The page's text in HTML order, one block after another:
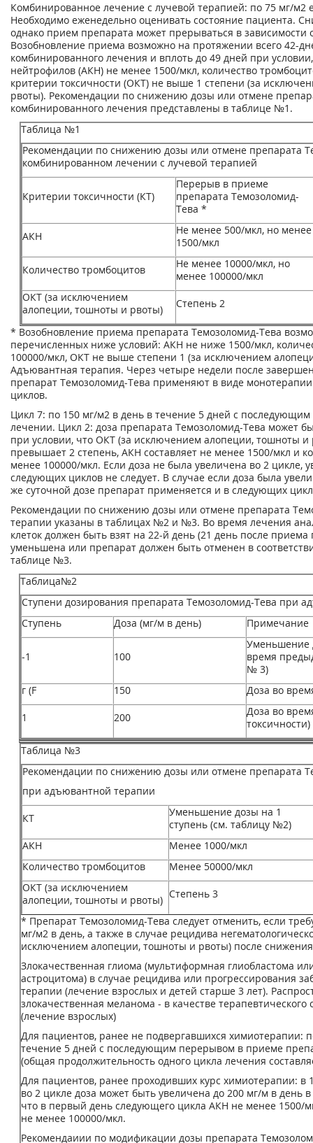
Комбинированное лечение с лучевой терапией: по 75 мг/м2
Необходимо еженедельно оценивать состояние пациента.
однако прием препарата может прерываться в зависимости
Возобновление приема возможно на протяжении всего 42-
комбинированного лечения и вплоть до 49 дней при
нейтрофилов (АКН) не менее 1500/мкл, количество
критерии токсичности (ОКТ) не выше 1 степени (за
рвоты). Рекомендации по снижению дозы или отмене
комбинированного лечения представлены в таблице №1.
Таблица №1
Рекомендации по снижению дозы или отмене препарата
комбинированном лечении с лучевой терапией
Критерии токсичности (КТ)
Перерыв в приеме
препарата Темозоломид-
Тева *
АКН
Не менее 500/мкл, но менее
1500/мкл
Количество тромбоцитов
Не менее 10000/мкл, но
менее 100000/мкл
ОКТ (за исключением
алопеции, тошноты и рвоты)
Степень 2
* Возобновление приема препарата Темозоломид-Тева
перечисленных ниже условий: АКН не ниже 1500/мкл,
100000/мкл, ОКТ не выше степени 1 (за исключением
Адъювантная терапия. Через четыре недели после
препарат Темозоломид-Тева применяют в виде
циклов.
Цикл 7: по 150 мг/м2 в день в течение 5 дней с
лечении. Цикл 2: доза препарата Темозоломид-Тева может
при условии, что ОКТ (за исключением алопеции, тошноты и
превышает 2 степень, АКН составляет не менее 1500/мкл и
менее 100000/мкл. Если доза не была увеличена во 2 цикле,
следующих циклов не следует. В случае если доза была
же суточной дозе препарат применяется и в следующих
Рекомендации по снижению дозы или отмене препарата
терапии указаны в таблицах №2 и №3. Во время лечения
клеток должен быть взят на 22-й день (21 день после
уменьшена или препарат должен быть отменен в
таблице №3.
Таблица№2
Ступени дозирования препарата Темозоломид-Тева при
Ступень
Доза (мг/м в день) Примечание
-1 100
Уменьшение
время
№ 3)
г (F
150 Доза во
1 200
Доза во
токсичности)
Таблица №3
Рекомендации по снижению дозы или отмене препарата
при адъювантной терапии
КТ
Уменьшение дозы на 1
ступень (см. таблицу №2)
АКН
Менее 1000/мкл
Количество тромбоцитов
Менее 50000/мкл
ОКТ (за исключением
алопеции, тошноты и рвоты) Степень 3
* Препарат Темозоломид-Тева следует отменить, если
мг/м2 в день, а также в случае рецидива
исключением алопеции, тошноты и рвоты) после
Злокачественная глиома (мультиформная глиобластома
астроцитома) в случае рецидива или прогрессирования
терапии (лечение взрослых и детей старше 3 лет).
злокачественная меланома - в качестве терапевтического
(лечение взрослых)
Для пациентов, ранее не подвергавшихся химиотерапии:
течение 5 дней с последующим перерывом в приеме
(общая продолжительность одного цикла лечения
Для пациентов, ранее проходивших курс химиотерапии: в
во 2 цикле доза может быть увеличена до 200 мг/м в день
что в первый день следующего цикла АКН не менее 1500/
не менее 100000/мкл.
Рекомендаиии по модификации дозы препарата